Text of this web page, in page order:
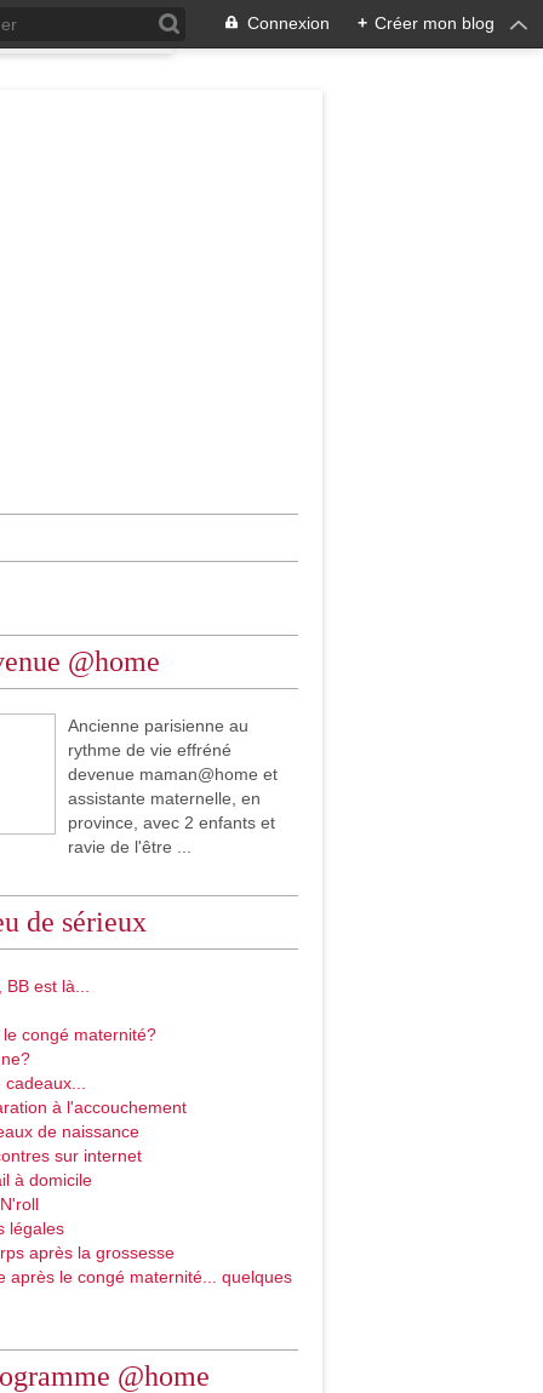
Connexion + Créer mon blog
@home
Ancienne parisienne au
rythme de vie effréné
devenue maman@home et
assistante maternelle, en
province, avec 2 enfants et
ravie de l'être ...
de sérieux
est là...
congé maternité?
à l'accouchement
de naissance
sur internet
à domicile
légales
après la grossesse
après le congé maternité... quelques
@home